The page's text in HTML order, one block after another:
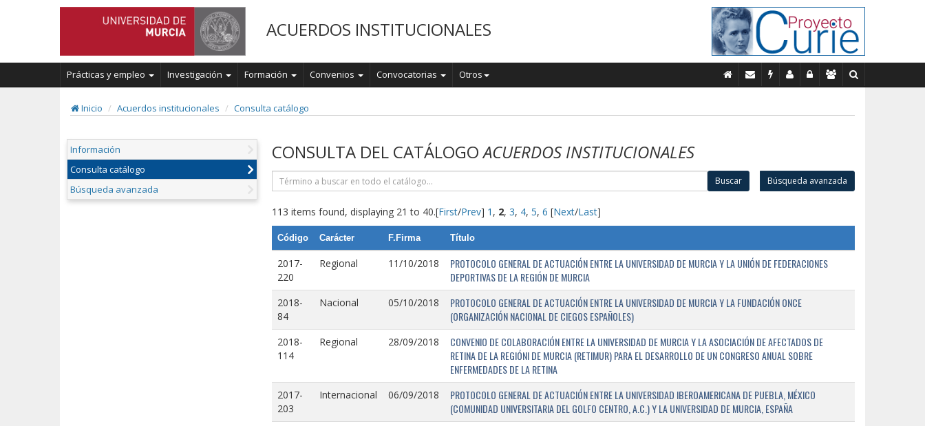
ACUERDOS INSTITUCIONALES
Prácticas y empleo Investigación Formación Convenios Convocatorias Otros
Inicio Acuerdos institucionales Consulta catálogo
Información
Consulta catálogo
Búsqueda avanzada
CONSULTA DEL CATÁLOGOACUERDOS INSTITUCIONALES
Buscar Búsqueda avanzada
113 items found, displaying 21 to 40.[First/Prev] 1 , 2, 3, 4, 5, 6 [Next/Last]
Código Carácter F.Firma Título
2017-
220
Regional 11/10/2018
PROTOCOLO GENERAL DE ACTUACIÓN ENTRE LA UNIVERSIDAD DE MURCIA Y LA UNIÓN DE FEDERACIONES
DEPORTIVAS DE LA REGIÓN DE MURCIA
2018-
84
Nacional 05/10/2018
PROTOCOLO GENERAL DE ACTUACIÓN ENTRE LA UNIVERSIDAD DE MURCIA Y LA FUNDACIÓN ONCE
(ORGANIZACIÓN NACIONAL DE CIEGOS ESPAÑOLES)
2018-
114
Regional 28/09/2018
CONVENIO DE COLABORACIÓN ENTRE LA UNIVERSIDAD DE MURCIA Y LA ASOCIACIÓN DE AFECTADOS DE
RETINA DE LA REGIÓNI DE MURCIA (RETIMUR) PARA EL DESARROLLO DE UN CONGRESO ANUAL SOBRE
ENFERMEDADES DE LA RETINA
2017-
203
Internacional 06/09/2018
PROTOCOLO GENERAL DE ACTUACIÓN ENTRE LA UNIVERSIDAD IBEROAMERICANA DE PUEBLA, MÉXICO
(COMUNIDAD UNIVERSITARIA DEL GOLFO CENTRO, A.C.) Y LA UNIVERSIDAD DE MURCIA, ESPAÑA